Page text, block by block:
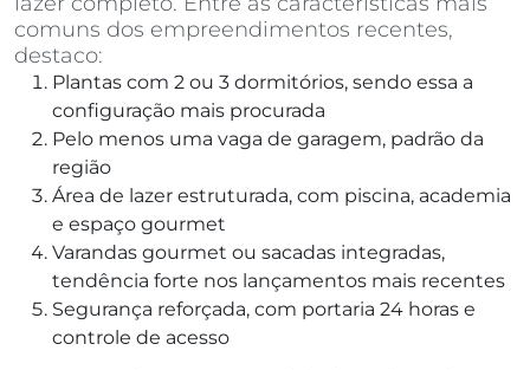
comuns dos empreendimentos recentes,
destaco:
Plantas com 2 ou 3 dormitórios, sendo essa a
configuração mais procurada
Pelo menos uma vaga de garagem, padrão da
região
Área de lazer estruturada, com piscina, academia
e espaço gourmet
Varandas gourmet ou sacadas integradas,
tendência forte nos lançamentos mais recentes
Segurança reforçada, com portaria 24 horas e
controle de acesso